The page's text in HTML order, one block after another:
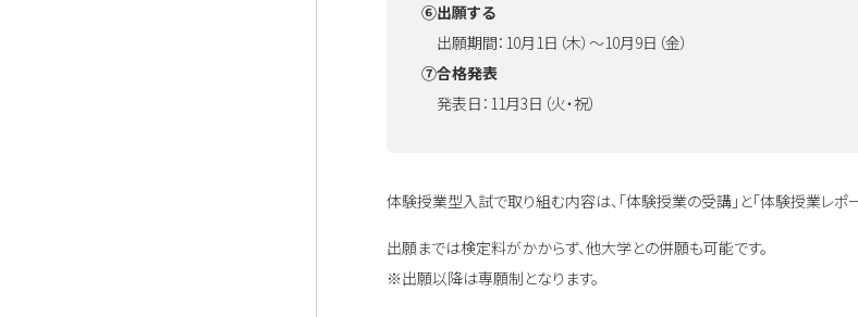
⑥出願する
出願期間：10月1日（木）～10月9日（金）
⑦合格発表
発表日：11月3日（火・祝）
体験授業型入試で取り組む内容は、「体験授業の受講」と「体験授業レポー
出願までは検定料がかからず、他大学との併願も可能です。
※出願以降は専願制となります。